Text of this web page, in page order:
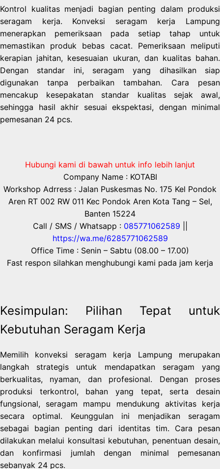
Kontrol kualitas menjadi bagian penting dalam produksi
seragam kerja. Konveksi seragam kerja Lampung
menerapkan pemeriksaan pada setiap tahap untuk
memastikan produk bebas cacat. Pemeriksaan meliputi
kerapian jahitan, kesesuaian ukuran, dan kualitas bahan.
Dengan standar ini, seragam yang dihasilkan siap
digunakan tanpa perbaikan tambahan. Cara pesan
mencakup kesepakatan standar kualitas sejak awal,
sehingga hasil akhir sesuai ekspektasi, dengan minimal
pemesanan 24 pcs.
Hubungi kami di bawah untuk info lebih lanjut
Company Name : KOTABI
Workshop Adrress : Jalan Puskesmas No. 175 Kel Pondok
Aren RT 002 RW 011 Kec Pondok Aren Kota Tang – Sel,
Banten 15224
Call / SMS / Whatsapp : 085771062589
https://wa.me/6285771062589
Office Time : Senin – Sabtu (08.00 – 17.00)
Fast respon silahkan menghubungi kami pada jam kerja
Kesimpulan: Pilihan Tepat untuk
Kebutuhan Seragam Kerja
Memilih konveksi seragam kerja Lampung merupakan
langkah strategis untuk mendapatkan seragam yang
berkualitas, nyaman, dan profesional. Dengan proses
produksi terkontrol, bahan yang tepat, serta desain
fungsional, seragam mampu mendukung aktivitas kerja
secara optimal. Keunggulan ini menjadikan seragam
sebagai bagian penting dari identitas tim. Cara pesan
dilakukan melalui konsultasi kebutuhan, penentuan desain,
dan konfirmasi jumlah dengan minimal pemesanan
sebanyak 24 pcs.